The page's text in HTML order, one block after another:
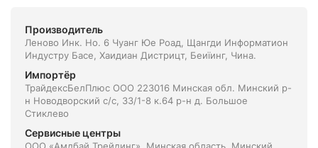
Производитель
Леново Инк. Но. 6 Чуанг Юе Роад, Щангди Информатион
Индустру Басе, Хаидиан Дистрицт, Беиїинг, Чина.
Импортёр
ТрайдексБелПлюс ООО 223016 Минская обл. Минский р-
н Новодворский с/с, 33/1-8 к.64 р-н д. Большое
Стиклево
Сервисные центры